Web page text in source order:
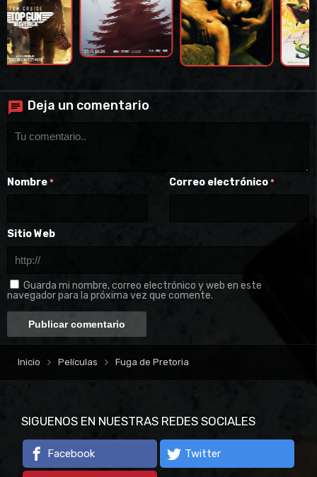
Deja un comentario
Nombre * Correo electrónico *
Sitio Web
Guarda mi nombre, correo electrónico y web en este
navegador para la próxima vez que comente.
Inicio Películas Fuga de Pretoria
SIGUENOS EN NUESTRAS REDES SOCIALES
Facebook Twitter